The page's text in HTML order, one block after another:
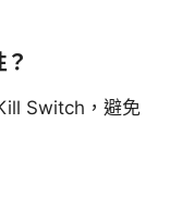
Switch，避免